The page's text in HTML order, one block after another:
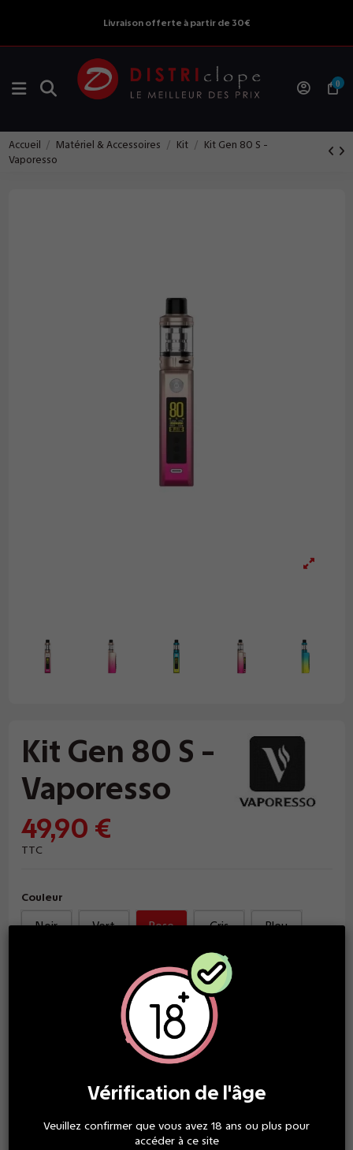
Livraison offerte à partir de 30€
0
Accueil Matériel & Accessoires Kit
Kit Gen 80 S -
Vaporesso
Kit Gen 80 S -
Vaporesso
49,90 €
TTC
Couleur
Noir Vert Rose Gris Bleu
Ajouter au panier
Vérification de l'âge
Veuillez confirmer que vous avez 18 ans ou plus pour
accéder à ce site